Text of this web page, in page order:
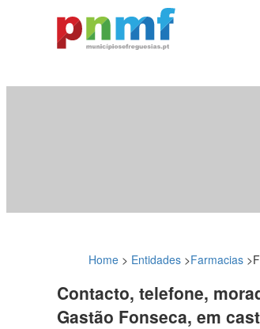
Home > Entidades >Farmacias >
Contacto, telefone,
Gastão Fonseca, em